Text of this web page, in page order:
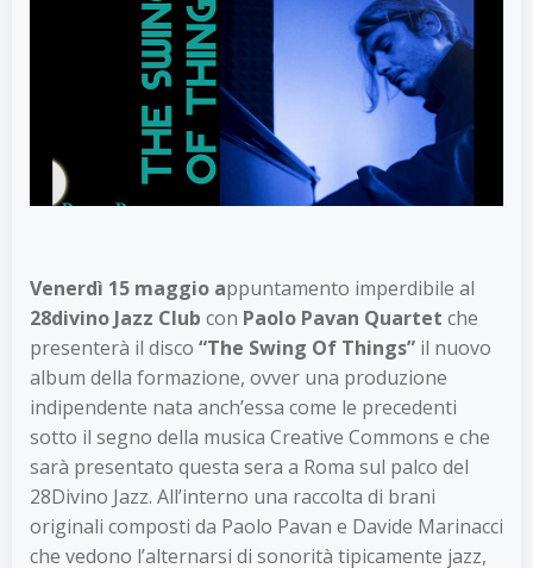
Venerdì 15 maggio appuntamento imperdibile al
28divino Jazz Club con Paolo Pavan Quartet che
presenterà il disco “The Swing Of Things” il nuovo
album della formazione, ovver una produzione
indipendente nata anch’essa come le precedenti
sotto il segno della musica Creative Commons e che
sarà presentato questa sera a Roma sul palco del
28Divino Jazz. All’interno una raccolta di brani
originali composti da Paolo Pavan e Davide Marinacci
che vedono l’alternarsi di sonorità tipicamente jazz,